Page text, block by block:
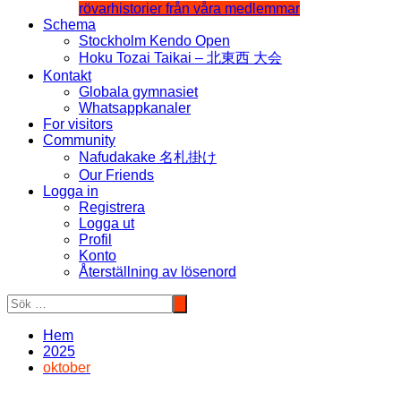
rövarhistorier från våra medlemmar
Schema
Stockholm Kendo Open
Hoku Tozai Taikai – 北東西 大会
Kontakt
Globala gymnasiet
Whatsappkanaler
For visitors
Community
Nafudakake 名札掛け
Our Friends
Logga in
Registrera
Logga ut
Profil
Konto
Återställning av lösenord
Hem
2025
oktober